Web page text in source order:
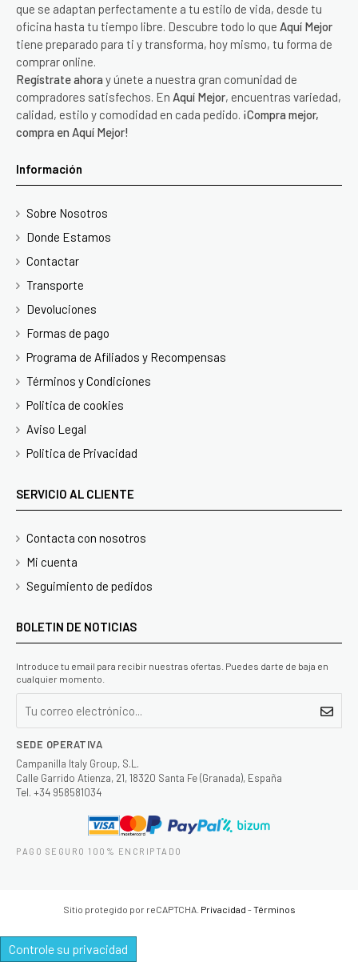
que se adaptan perfectamente a tu estilo de vida, desde tu
oficina hasta tu tiempo libre. Descubre todo lo que Aquí Mejor
tiene preparado para ti y transforma, hoy mismo, tu forma de
comprar online.
Regístrate ahora y únete a nuestra gran comunidad de
compradores satisfechos. En Aquí Mejor, encuentras variedad,
calidad, estilo y comodidad en cada pedido. ¡Compra mejor,
compra en Aquí Mejor!
Información
Sobre Nosotros
Donde Estamos
Contactar
Transporte
Devoluciones
Formas de pago
Programa de Afiliados y Recompensas
Términos y Condiciones
Politica de cookies
Aviso Legal
Politica de Privacidad
SERVICIO AL CLIENTE
Contacta con nosotros
Mi cuenta
Seguimiento de pedidos
BOLETIN DE NOTICIAS
Introduce tu email para recibir nuestras ofertas. Puedes darte de baja en
cualquier momento.
SEDE OPERATIVA
Campanilla Italy Group, S.L.
Calle Garrido Atienza, 21, 18320 Santa Fe (Granada), España
Tel. +34 958581034
PAGO SEGURO 100% ENCRIPTADO
Sitio protegido por reCAPTCHA. Privacidad -Términos
Controle su privacidad